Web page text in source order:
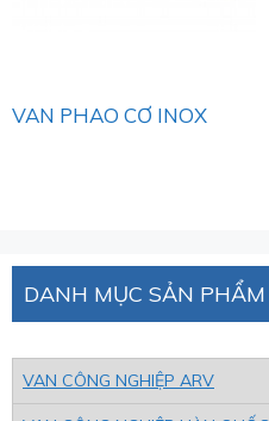
VAN PHAO CƠ INOX
DANH MỤC SẢN PHẨM
VAN CÔNG NGHIỆP ARV